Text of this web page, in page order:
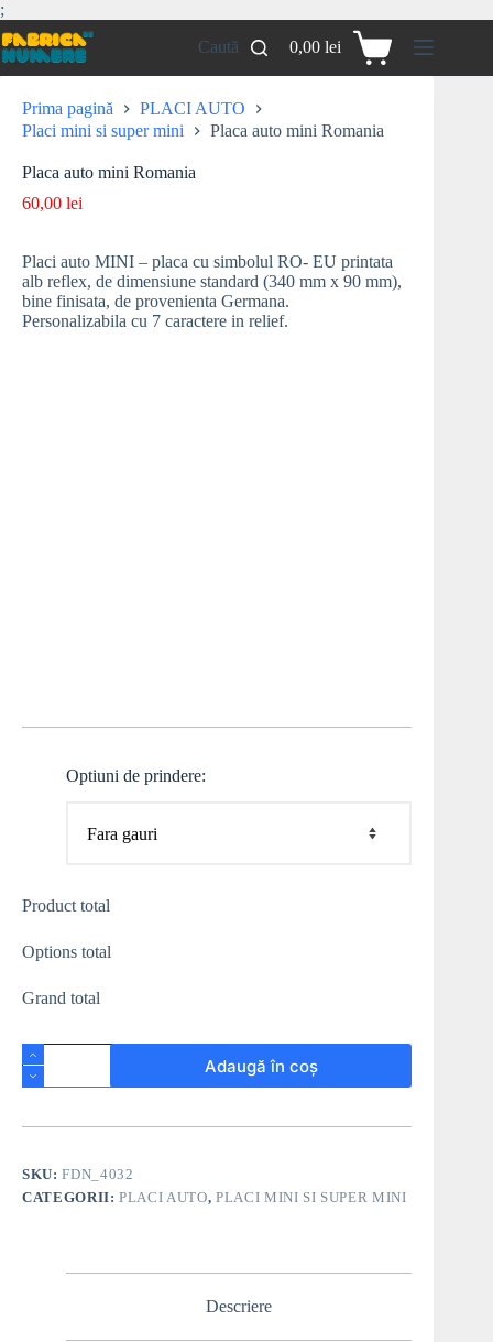
;
Caută
0,00lei
Prima pagină
PLACI AUTO
Placi mini si super mini
Placa auto mini Romania
Placa auto mini Romania
60,00 lei
Placi auto MINI – placa cu simbolul RO- EU printata
alb reflex, de dimensiune standard (340 mm x 90 mm),
bine finisata, de provenienta Germana.
Personalizabila cu 7 caractere in relief.
Optiuni de prindere:
Product total
Options total
Grand total
Adaugă în coș
SKU:FDN_4032
CATEGORII:PLACI AUTO, PLACI MINI SI SUPER MINI
Descriere